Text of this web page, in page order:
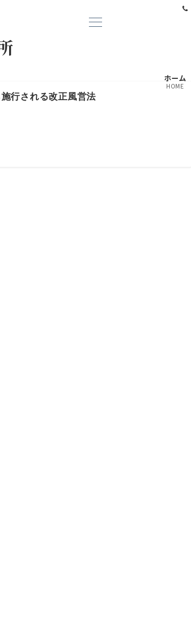
ホーム
HOME
行される改正風営法